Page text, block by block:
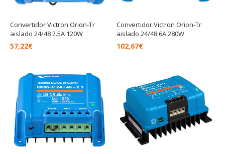
Convertidor Victron Orion-Tr
aislado 24/48 2.5A 120W
57,22€
Convertidor Victron Orion-Tr
aislado 24/48 6A 280W
102,67€